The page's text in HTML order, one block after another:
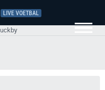
LIVE VOETBAL